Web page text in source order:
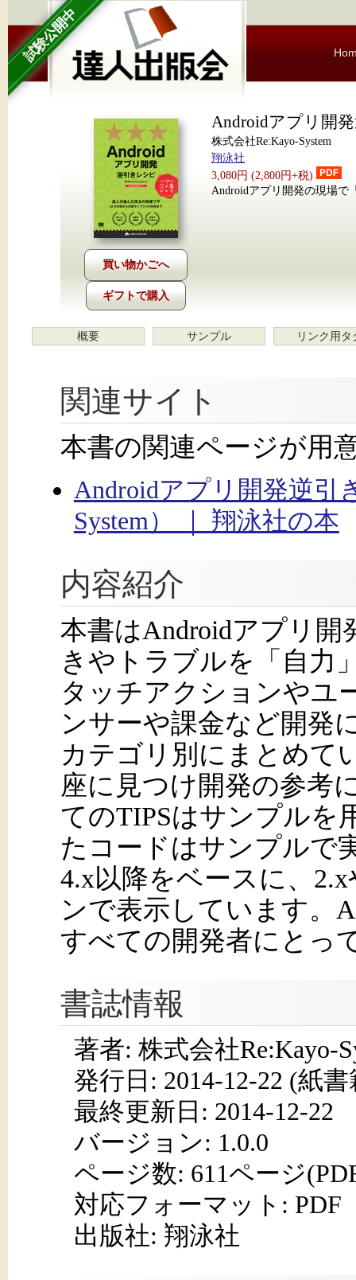
試験公開中
ギフトで購入
Androidアプリ開
株式会社Re:Kayo-System
翔泳社
3,080円 (2,800円+税)
Androidアプリ開発の現場で
概要 サンプル リンク用タ
関連サイト
本書の関連ページが用
Androidアプリ開発逆引
System） ｜ 翔泳社の本
内容紹介
本書はAndroidアプリ
きやトラブルを「自力
タッチアクションやユ
ンサーや課金など開発
カテゴリ別にまとめて
座に見つけ開発の参考
てのTIPSはサンプルを
たコードはサンプルで
4.x以降をベースに、
ンで表示しています。
すべての開発者にとっ
書誌情報
著者: 株式会社Re:Kayo-
発行日: 2014-12-22 (紙書
最終更新日: 2014-12-22
バージョン: 1.0.0
ページ数: 611ページ
対応フォーマット: PDF
出版社: 翔泳社